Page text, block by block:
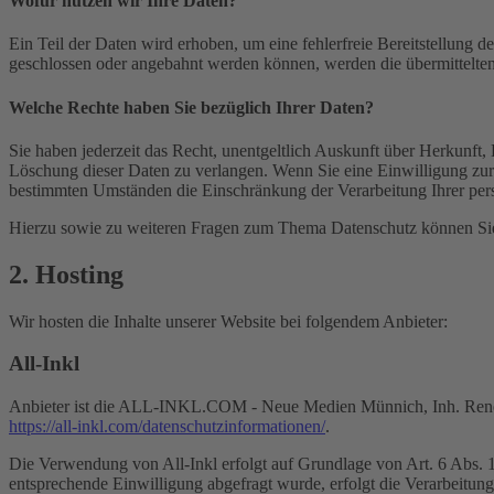
Ein Teil der Daten wird erhoben, um eine fehlerfreie Bereitstellung
geschlossen oder angebahnt werden können, werden die
Welche Rechte haben Sie bezüglich Ihrer Daten?
Sie haben jederzeit das Recht, unentgeltlich Auskunft über
Löschung dieser Daten zu verlangen. Wenn Sie eine Einwilligung
bestimmten Umständen die Einschränkung der Verarbeitung Ihrer
Hierzu sowie zu weiteren Fragen zum Thema Datenschutz können
2. Hosting
Wir hosten die Inhalte unserer Website bei folgendem Anbieter:
All-Inkl
Anbieter ist die ALL-INKL.COM - Neue Medien Münnich, Inh.
https://all-inkl.com/datenschutzinformationen/.
Die Verwendung von All-Inkl erfolgt auf Grundlage von Art. 6 Abs.
entsprechende Einwilligung abgefragt wurde, erfolgt die